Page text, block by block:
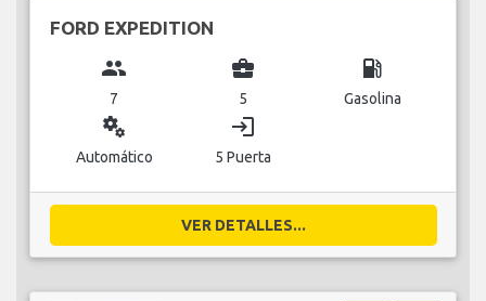
FORD EXPEDITION
group
7
business_center
5
local_gas_station
Gasolina
miscellaneous_services
Automático
login
5 Puerta
VER DETALLES...